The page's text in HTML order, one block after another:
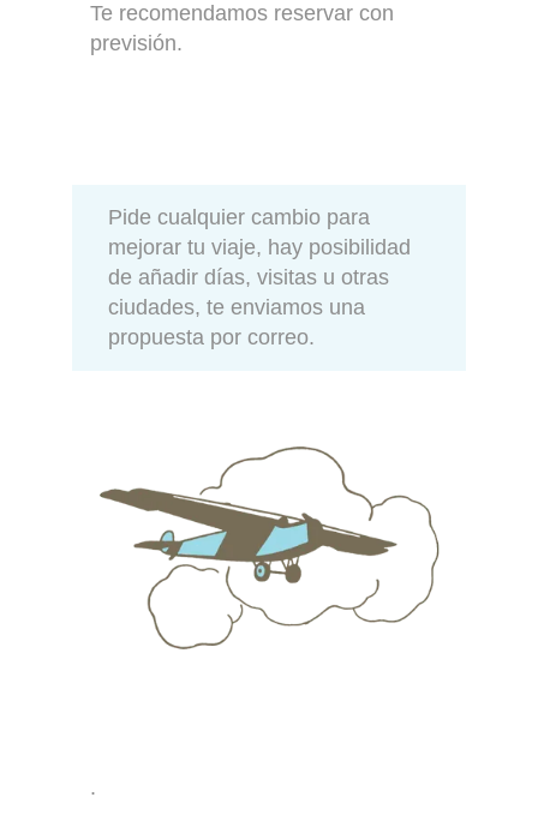
Te recomendamos reservar con
previsión.
Pide cualquier cambio para
mejorar tu viaje, hay posibilidad
de añadir días, visitas u otras
ciudades, te enviamos una
propuesta por correo.
.